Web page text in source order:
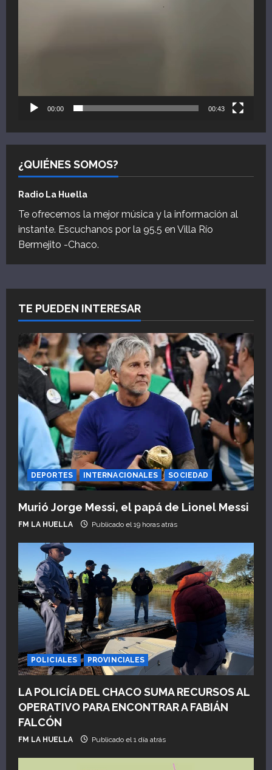
00:00 00:43
¿QUIÉNES SOMOS?
Radio La Huella
Te ofrecemos la mejor música y la información al
instante. Escuchanos por la 95.5 en Villa Río
Bermejito -Chaco.
TE PUEDEN INTERESAR
DEPORTES INTERNACIONALES SOCIEDAD
Murió Jorge Messi, el papá de Lionel Messi
FM LA HUELLA Publicado el 19 horas atrás
POLICIALES PROVINCIALES
LA POLICÍA DEL CHACO SUMA RECURSOS AL
OPERATIVO PARA ENCONTRAR A FABIÁN
FALCÓN
FM LA HUELLA Publicado el 1 día atrás